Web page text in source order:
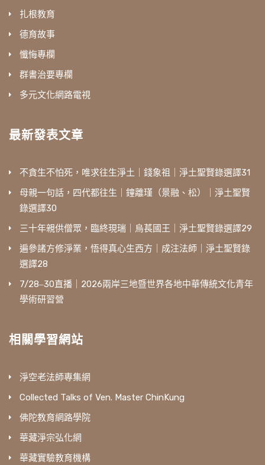
扎根教育
德育故事
懺悔專欄
群書治要專欄
多元文化網路電視
最新發表文章
不貪生不怕死，唯求往生淨土｜錢象祖｜淨土聖賢錄選譯31
母親一句話，四代都往生｜鐘離瑾（景融、松）｜淨土聖賢
錄選譯30
三十年親供僧眾，臨終現瑞｜烏萇國王｜淨土聖賢錄選譯29
遍參諸方修淨業，悟得真心生西方｜成注法師｜淨土聖賢錄
選譯28
7/28‒30直播｜2026兩岸三地暨世界各地中華傳統文化青年
學術研習營
相關學習網站
淨空老法師專集網
Collected Talks of Ven. Master ChinKung
佛陀教育網路學院
華藏淨宗弘化網
華藏實驗教育機構